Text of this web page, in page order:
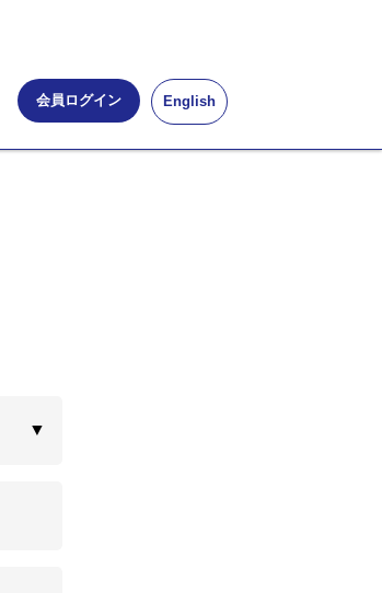
会員ログイン English